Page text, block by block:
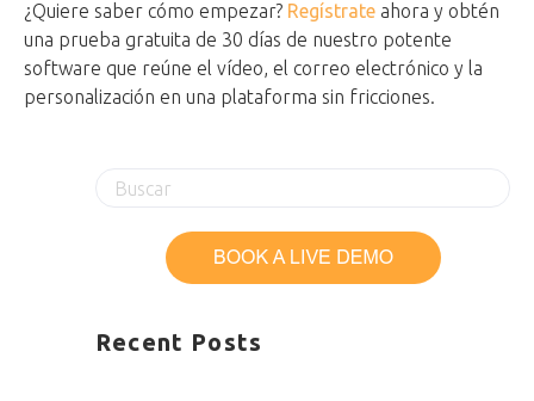
¿Quiere saber cómo empezar? Regístrate ahora y obtén
una prueba gratuita de 30 días de nuestro potente
software que reúne el vídeo, el correo electrónico y la
personalización en una plataforma sin fricciones.
Recent Posts